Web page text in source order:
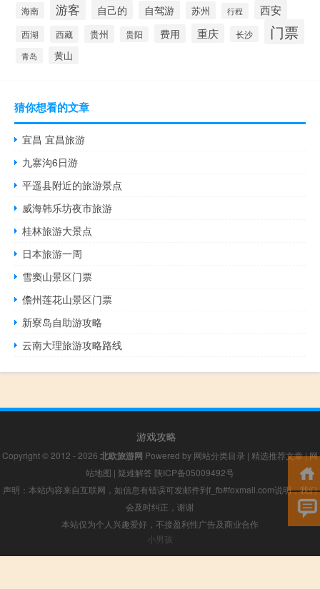
海南 游客 自己的 自驾游 苏州 行程 西安
西湖 西藏 贵州 贵阳 费用 重庆 长沙 门票
青岛 黄山
猜你想看的文章
宜昌 宜昌旅游
九寨沟6日游
平遥县附近的旅游景点
威海韩乐坊夜市旅游
桂林旅游大景点
日本旅游一周
雪窦山景区门票
儋州莲花山景区门票
新寮岛自助游攻略
云南大理旅游攻略路线
游戏攻略
Copyright © 2012 - 2026 北欧旅游网 Powered by 网站分类目录 | 精选推荐文章|网
站地图 | 疑难解答 陕ICP备05009492号
声明：本站内容来自互联网，如信息有错误可发邮件到f_fb#foxmail.com说明，我们
会及时纠正，谢谢
本站仅为个人兴趣爱好，不接盈利性广告及商业合作
小男孩